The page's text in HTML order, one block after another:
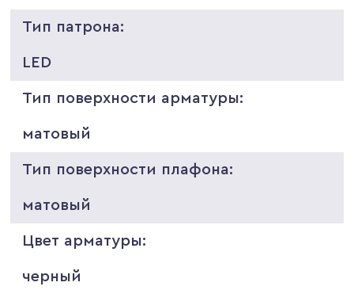
Тип патрона:
LED
Тип поверхности арматуры:
матовый
Тип поверхности плафона:
матовый
Цвет арматуры:
черный